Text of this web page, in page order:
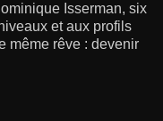
Isserman, six
et aux profils
même rêve : devenir